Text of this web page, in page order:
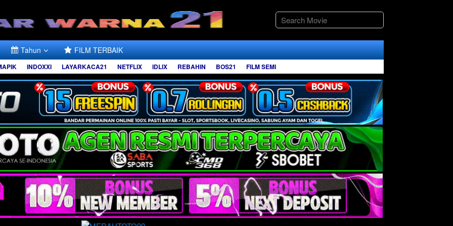
Tahun FILM TERBAIK
INDOXXI LAYARKACA21 NETFLIX IDLIX REBAHIN BOS21 FILM SEMI